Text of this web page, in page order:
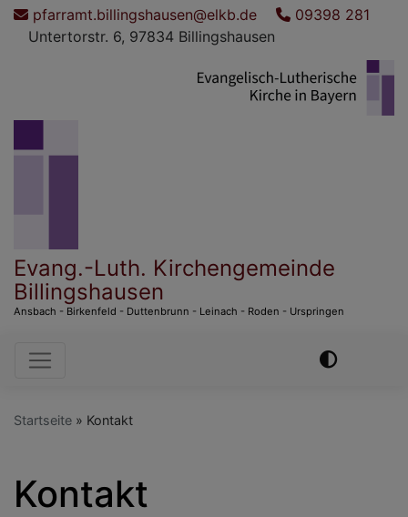
Direktpfarramt.billingshausen@elkb.de
09398 281
Untertorstr. 6, 97834 Billingshausen
Evang.-Luth. Kirchengemeinde
Billingshausen
Ansbach - Birkenfeld - Duttenbrunn - Leinach - Roden - Urspringen
Hauptnavigation
Startseite Kontakt
Kontakt